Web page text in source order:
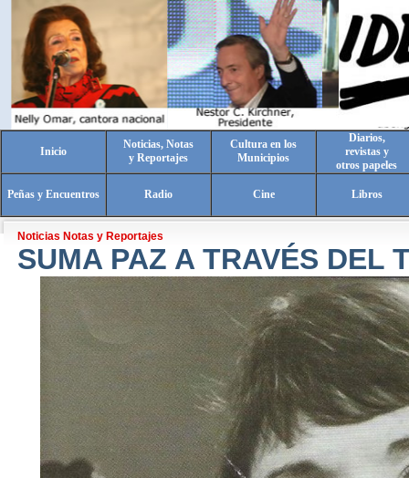
Inicio
Noticias, Notas
y Reportajes
Cultura en los
Municipios
Diarios,
revistas y
otros papeles
Peñas y Encuentros Radio Cine Libros
Noticias Notas y Reportajes
SUMA PAZ A TRAVÉS DEL